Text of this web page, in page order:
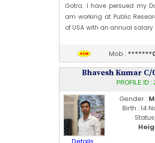
Gotra. I have persued my
am working at Public
of USA with an annual salary
my height is 178 CM [~ 5 Ft
1998.
Edit Profile
Profile Last Updated ON : 01/07/
Mob :
Bhavesh Kumar C/
PROFILE ID
Gender :
Birth : 14